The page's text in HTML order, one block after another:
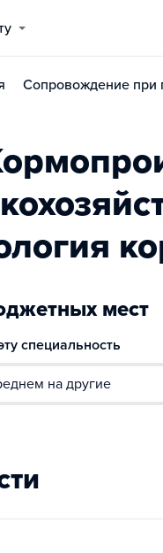
Сопровождение при
мест
специальность
на другие